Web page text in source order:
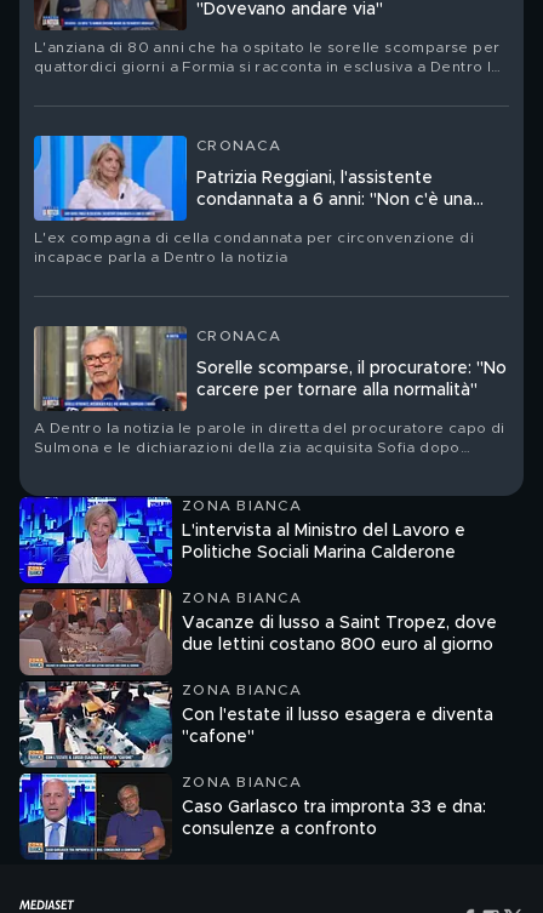
"Dovevano andare via"
L'anziana di 80 anni che ha ospitato le sorelle scomparse per
quattordici giorni a Formia si racconta in esclusiva a Dentro la
CRONACA
Patrizia Reggiani, l'assistente
condannata a 6 anni: "Non c'è una
L'ex compagna di cella condannata per circonvenzione di
incapace parla a Dentro la notizia
CRONACA
Sorelle scomparse, il procuratore: "No
carcere per tornare alla normalità"
A Dentro la notizia le parole in diretta del procuratore capo di
Sulmona e le dichiarazioni della zia acquisita Sofia dopo
ZONA BIANCA
L'intervista al Ministro del Lavoro e
Politiche Sociali Marina Calderone
ZONA BIANCA
Vacanze di lusso a Saint Tropez, dove
due lettini costano 800 euro al giorno
ZONA BIANCA
Con l'estate il lusso esagera e diventa
"cafone"
ZONA BIANCA
Caso Garlasco tra impronta 33 e dna:
consulenze a confronto